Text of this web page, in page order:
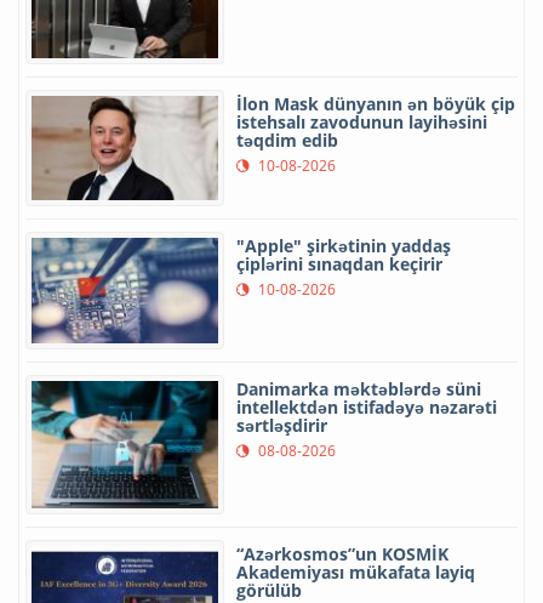
İlon Mask dünyanın ən böyük çip
istehsalı zavodunun layihəsini
təqdim edib
10-08-2026
"Apple" şirkətinin yaddaş
çiplərini sınaqdan keçirir
10-08-2026
Danimarka məktəblərdə süni
intellektdən istifadəyə nəzarəti
sərtləşdirir
08-08-2026
“Azərkosmos”un KOSMİK
Akademiyası mükafata layiq
görülüb